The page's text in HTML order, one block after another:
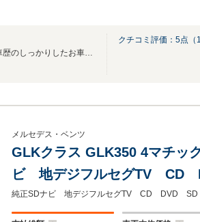
ワンオーナーのお車を中心に車歴のしっかりしたお車を取り扱いしております。
クチコミ評価： 5点（ 1
メルセデス・ベンツ
GLKクラス GLK350 4マチッ
ビ 地デジフルセグTV CD
Bluetoothオーディオ バッ
リングスイッチ パドルシフ